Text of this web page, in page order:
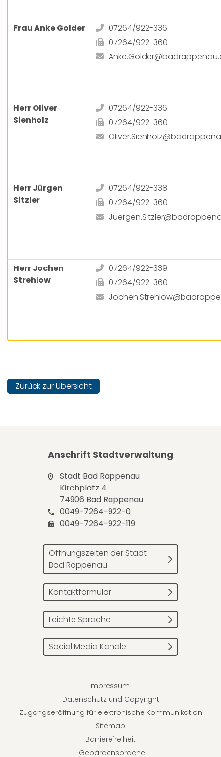
Frau Anke Golder
07264/922-336
07264/922-360
Herr Oliver
Sienholz
07264/922-336
07264/922-360
Herr Jürgen
Sitzler
07264/922-338
07264/922-360
Herr Jochen
Strehlow
07264/922-339
07264/922-360
Zurück zur Übersicht
Anschrift Stadtverwaltung
Stadt Bad Rappenau
Kirchplatz 4
74906 Bad Rappenau
0049-7264-922-0
0049-7264-922-119
Öffnungszeiten der Stadt
Bad Rappenau
Kontaktformular
Leichte Sprache
Social Media Kanäle
Impressum
Datenschutz und Copyright
Zugangseröffnung für elektronische Kommunikation
Sitemap
Barrierefreiheit
Gebärdensprache